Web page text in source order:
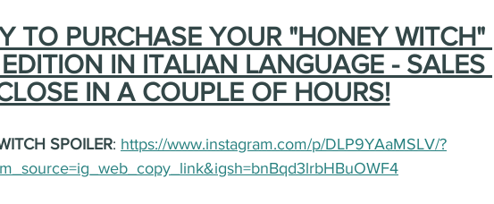
TO PURCHASE YOUR "HONEY WITCH"
IN ITALIAN LANGUAGE - SALES
IN A COUPLE OF HOURS!
SPOILER: https://www.instagram.com/p/DLP9YAaMSLV/?